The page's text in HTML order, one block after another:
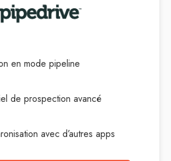
en mode pipeline
de prospection avancé
avec d’autres apps